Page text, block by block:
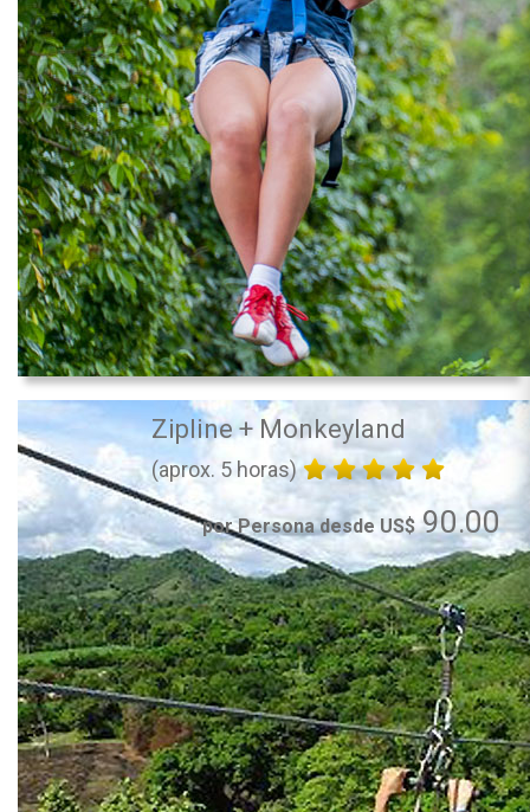
Zipline + Monkeyland
(aprox. 5 horas)
por Persona desde US$90.00